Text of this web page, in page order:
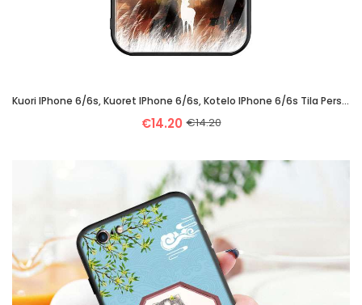
Kuori IPhone 6/6s, Kuoret IPhone 6/6s, Kotelo IPhone 6/6s Tila Persoonallisuus Yksinkertainen Pehmeä
€14.20 €14.20